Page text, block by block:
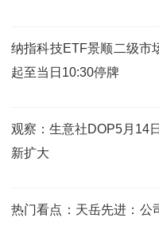
纳指科技ETF景顺二级市
起至当日10:30停牌
观察：生意社DOP5月14
新扩大
热门看点：天岳先进：公